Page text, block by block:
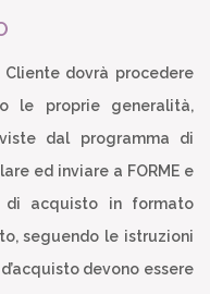
dovrà procedere
le proprie generalità,
dal programma di
ed inviare a FORME e
di acquisto in formato
seguendo le istruzioni
devono essere